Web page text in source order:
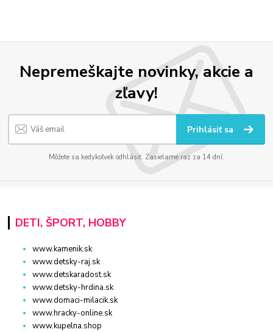
Nepremeškajte novinky, akcie a
zľavy!
Prihlásiť sa
Môžete sa kedykoľvek odhlásiť. Zasielame raz za 14 dní.
DETI, ŠPORT, HOBBY
www.kamenik.sk
www.detsky-raj.sk
www.detskaradost.sk
www.detsky-hrdina.sk
www.domaci-milacik.sk
www.hracky-online.sk
www.kupelna.shop